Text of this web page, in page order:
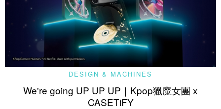
DESIGN & MACHINES
We're going UP UP UP｜Kpop獵魔女團 x
CASETiFY